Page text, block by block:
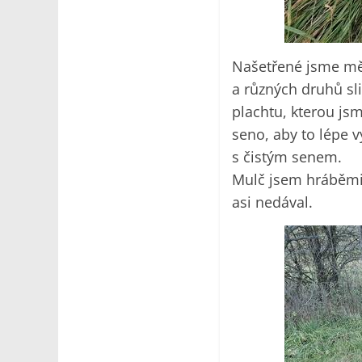
Našetřené jsme
a různých druhů
plachtu, kterou
seno, aby to lépe
s čistým senem.
Mulč jsem
asi nedával.